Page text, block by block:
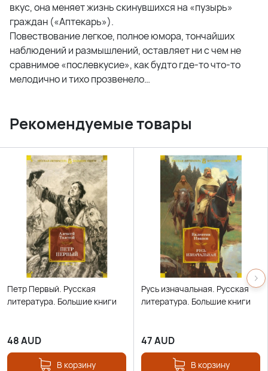
вкус, она меняет жизнь скинувшихся на «пузырь»
граждан («Аптекарь»).
Повествование легкое, полное юмора, тончайших
наблюдений и размышлений, оставляет ни с чем не
сравнимое «послевкусие», как будто где-то что-то
мелодично и тихо прозвенело…
Рекомендуемые товары
Петр Первый. Русская
литература. Большие книги
48AUD
В корзину
Русь изначальная. Русская
литература. Большие книги
47AUD
В корзину